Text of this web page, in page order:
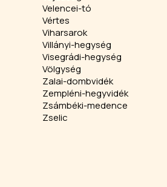
Velencei-tó
Vértes
Viharsarok
Villányi-hegység
Visegrádi-hegység
Völgység
Zalai-dombvidék
Zempléni-hegyvidék
Zsámbéki-medence
Zselic